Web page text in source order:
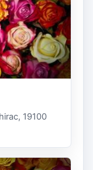
19100